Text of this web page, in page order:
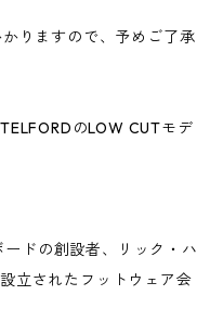
りますので、予めご了承
のLOW CUTモデ
ドの創設者、リック・ハ
立されたフットウェア会